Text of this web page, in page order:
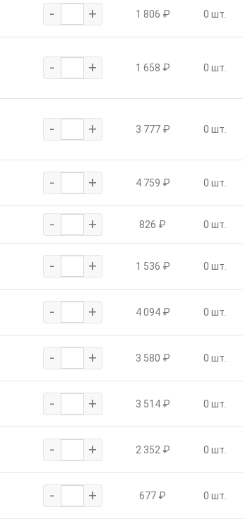
- + 1 806 ₽ 0 шт.
- + 1 658 ₽ 0 шт.
- + 3 777 ₽ 0 шт.
- + 4 759 ₽ 0 шт.
- + 826 ₽ 0 шт.
- + 1 536 ₽ 0 шт.
- + 4 094 ₽ 0 шт.
- + 3 580 ₽ 0 шт.
- + 3 514 ₽ 0 шт.
- + 2 352 ₽ 0 шт.
- + 677 ₽ 0 шт.